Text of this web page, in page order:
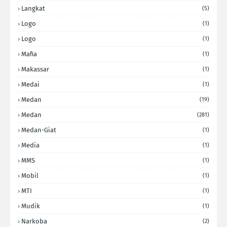
Langkat (5)
Logo (1)
Logo (1)
Mafia (1)
Makassar (1)
Medai (1)
Medan (19)
Medan (281)
Medan-Giat (1)
Media (1)
MMS (1)
Mobil (1)
MTI (1)
Mudik (1)
Narkoba (2)